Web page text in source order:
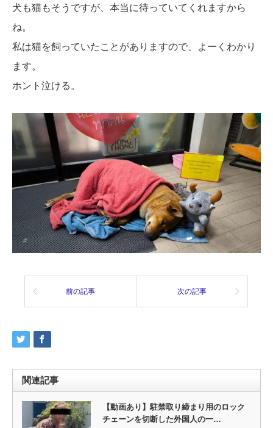
犬も猫もそうですが、本当に待っていてくれますから
ね。
私は猫を飼っていたことがありますので、よーくわかり
ます。
ホント泣ける。
前の記事 次の記事
関連記事
【動画あり】駐禁取り締まり用のロック
チェーンを切断した外国人の一…